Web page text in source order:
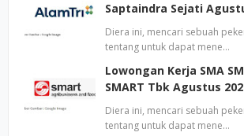
Saptaindra Sejati
Diera ini, mencari sebuah
tentang untuk dapat mene…
Lowongan Kerja SMA
SMART Tbk Agustus
Diera ini, mencari sebuah
tentang untuk dapat mene…